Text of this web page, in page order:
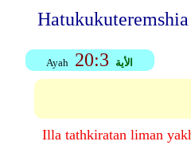
Ayah 20:3 الأية
Illa tathkiratan liman